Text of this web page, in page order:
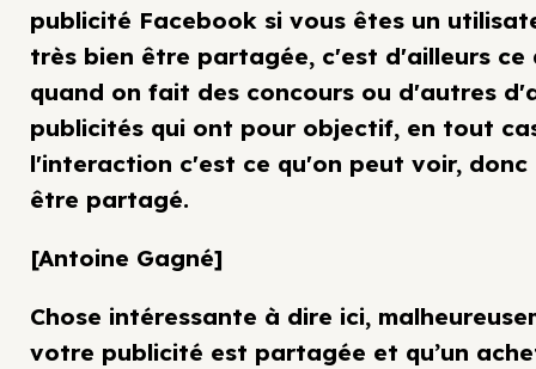
publicité Facebook si vous êtes un
très bien être partagée, c'est d'ailleurs ce
quand on fait des concours ou d'autres
publicités qui ont pour objectif, en tout
l'interaction c'est ce qu'on peut voir, donc
être partagé.
[Antoine Gagné]
Chose intéressante à dire ici,
votre publicité est partagée et qu’un